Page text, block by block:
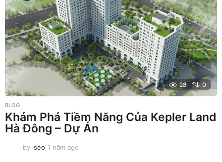
g
o
28 0
BLOG
Khám Phá Tiềm Năng Của Kepler Land
Hà Đông – Dự Án
by seo 1 năm ago